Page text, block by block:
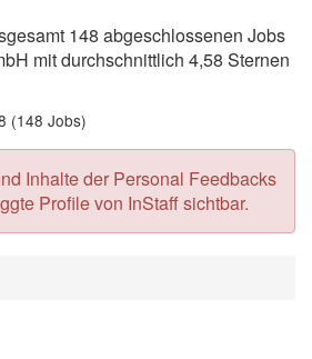
148 abgeschlossenen Jobs
mit durchschnittlich 4,58 Sternen
(148 Jobs)
Inhalte der Personal Feedbacks
Profile von InStaff sichtbar.